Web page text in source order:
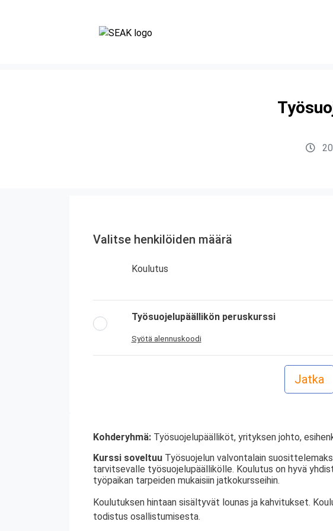
Valitse henkilöiden määrä
Koulutus
Työsuojelupäällikön peruskurssi
Syötä alennuskoodi
Kohderyhmä: Työsuojelupäälliköt, yrityksen johto,
Kurssi soveltuu Työsuojelun valvontalain
tarvitsevalle työsuojelupäällikölle. Koulutus on hyvä
työpaikan tarpeiden mukaisiin jatkokursseihin.
Koulutuksen hintaan sisältyvät lounas ja kahvitukset.
todistus osallistumisesta.